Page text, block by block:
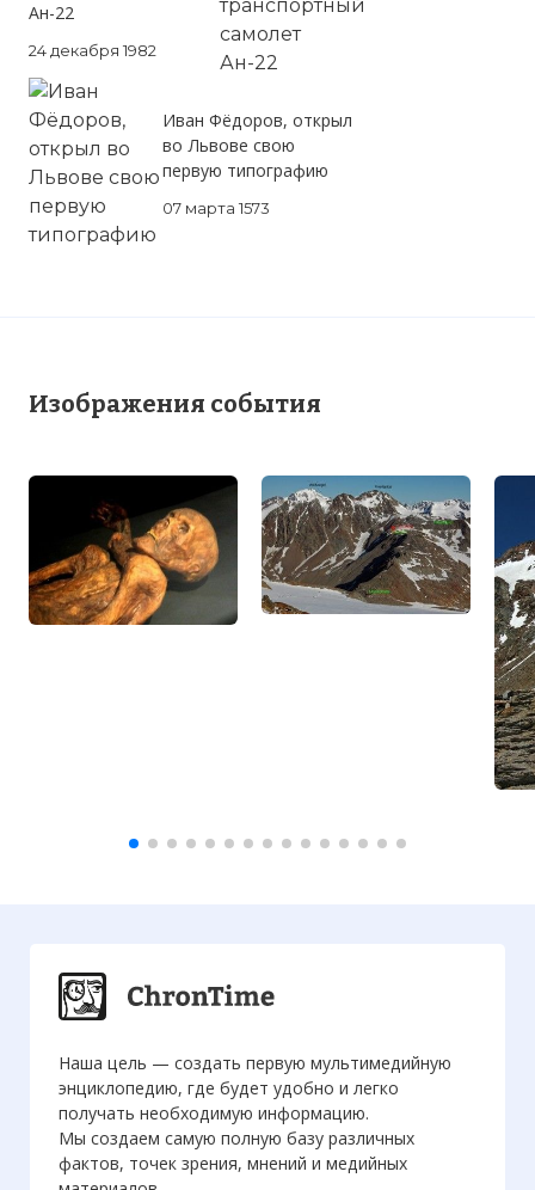
Ан-22
24 декабря 1982
Иван Фёдоров, открыл
во Львове свою
первую типографию
07 марта 1573
Изображения события
Наша цель — создать первую мультимедийную
энциклопедию, где будет удобно и легко
получать необходимую информацию.
Мы создаем самую полную базу различных
фактов, точек зрения, мнений и медийных